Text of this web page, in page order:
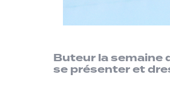
Buteur la semaine
se présenter et